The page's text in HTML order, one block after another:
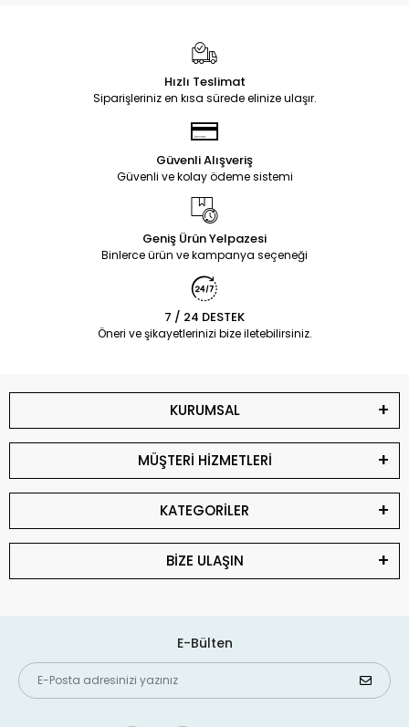
Hızlı Teslimat
Siparişleriniz en kısa sürede elinize ulaşır.
Güvenli Alışveriş
Güvenli ve kolay ödeme sistemi
Geniş Ürün Yelpazesi
Binlerce ürün ve kampanya seçeneği
7 / 24 DESTEK
Öneri ve şikayetlerinizi bize iletebilirsiniz.
KURUMSAL
MÜŞTERİ HİZMETLERİ
KATEGORİLER
BİZE ULAŞIN
E-Bülten